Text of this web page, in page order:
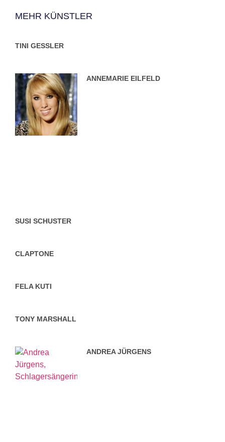
MEHR KÜNSTLER
TINI GESSLER
ANNEMARIE EILFELD
SUSI SCHUSTER
CLAPTONE
FELA KUTI
TONY MARSHALL
ANDREA JÜRGENS